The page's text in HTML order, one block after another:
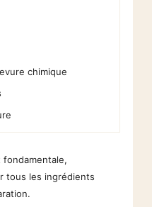
chimique
fondamentale,
tous les ingrédients